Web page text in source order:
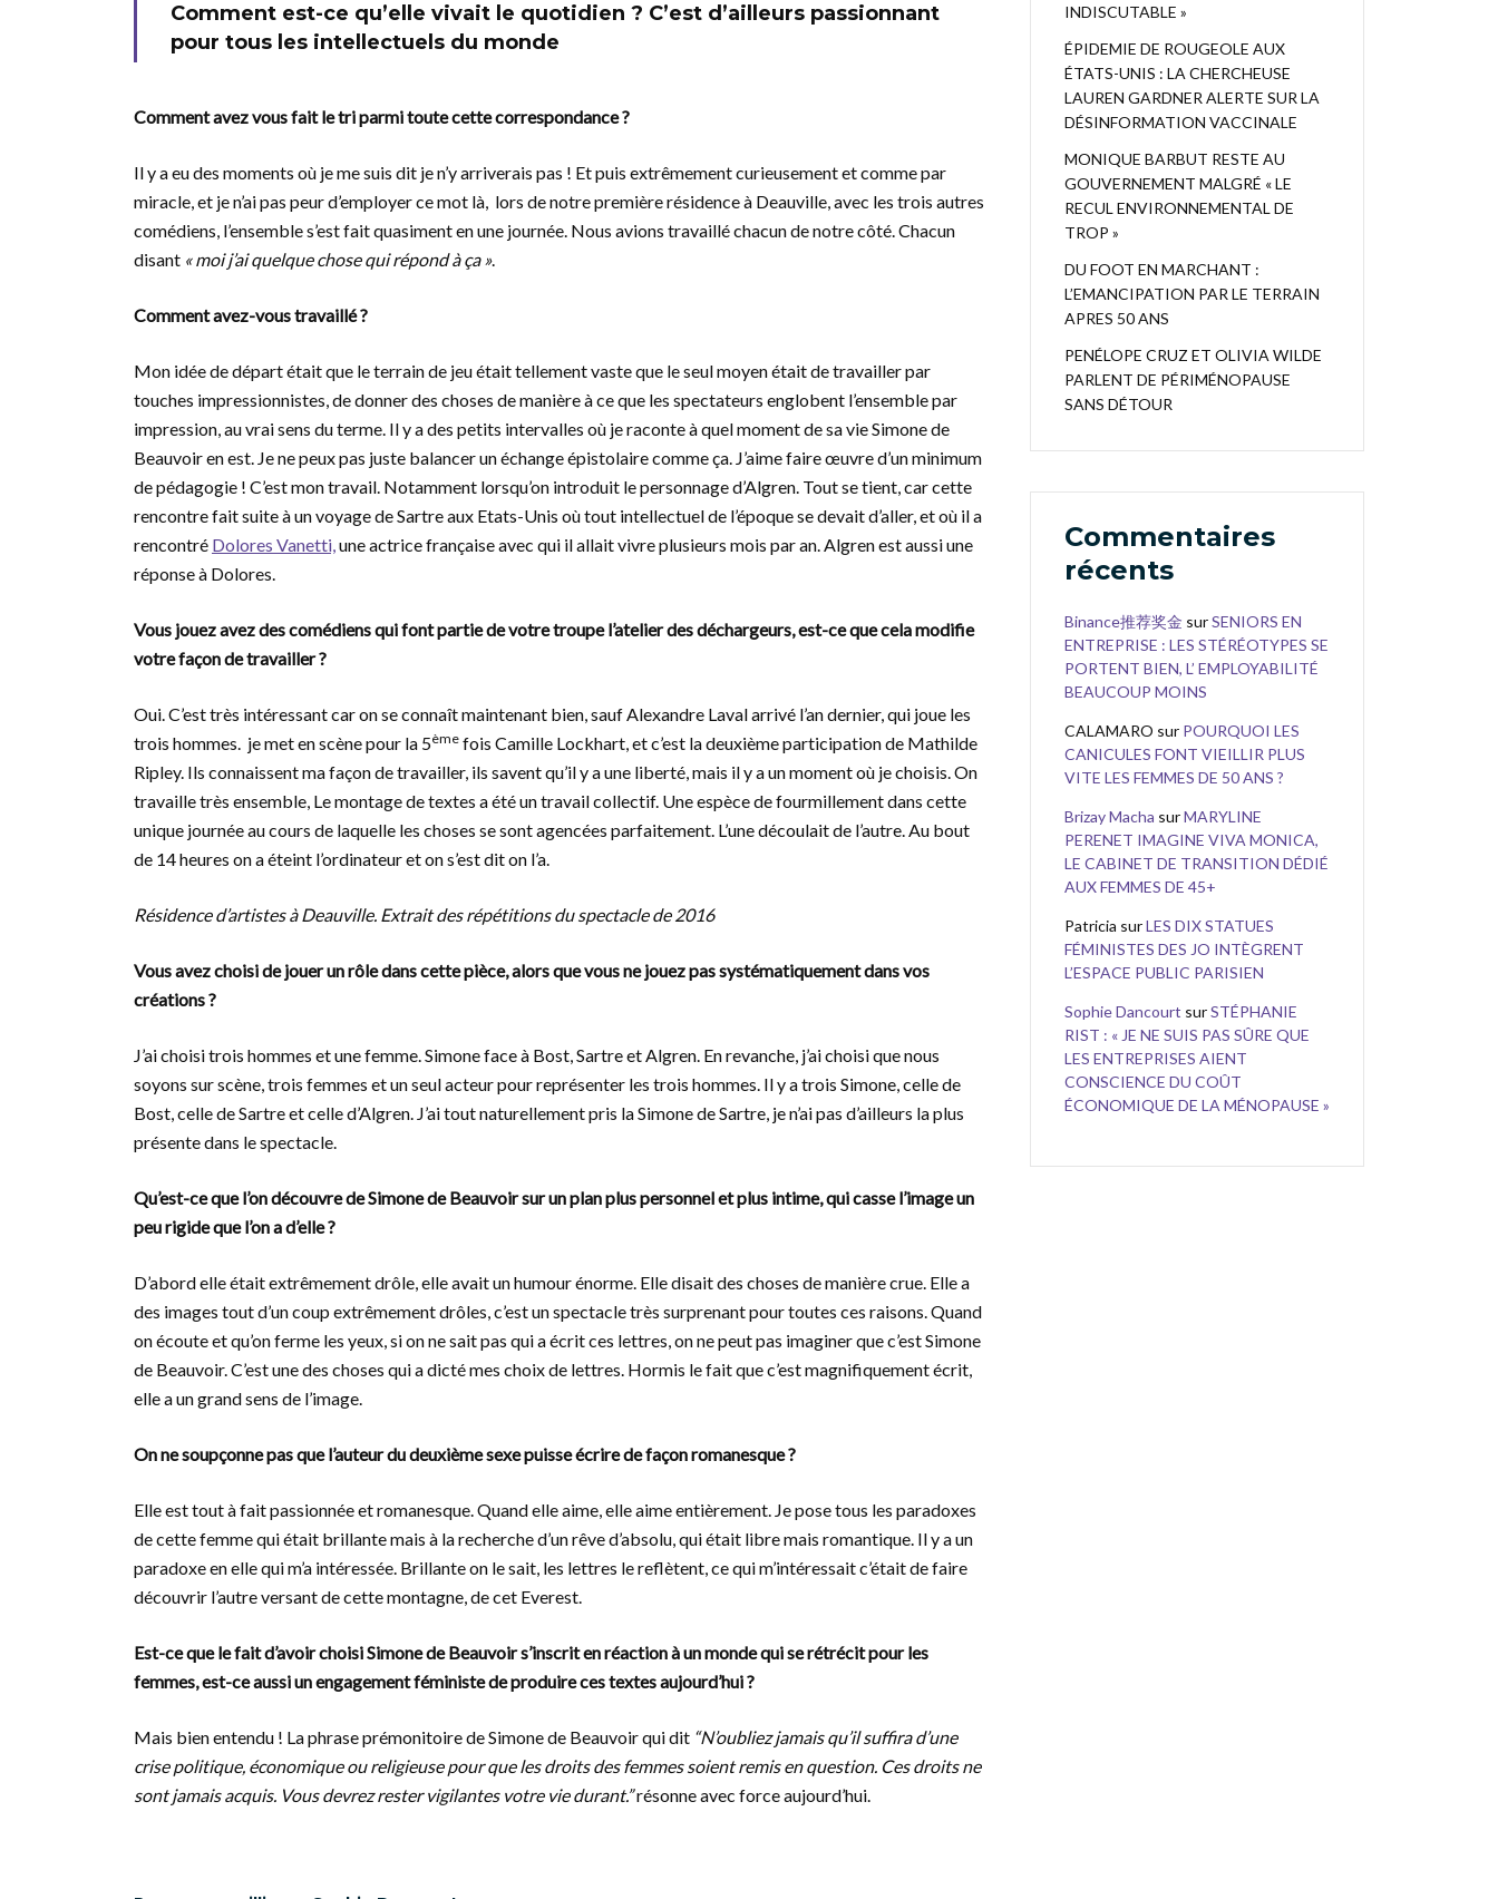
Comment est-ce qu’elle vivait le quotidien ? C’est d’ailleurs passionnant
pour tous les intellectuels du monde
Comment avez vous fait le tri parmi toute cette correspondance ?
Il y a eu des moments où je me suis dit je n’y arriverais pas ! Et puis extrêmement curieusement et comme par
miracle, et je n’ai pas peur d’employer ce mot là, lors de notre première résidence à Deauville, avec les trois autres
comédiens, l’ensemble s’est fait quasiment en une journée. Nous avions travaillé chacun de notre côté. Chacun
disant « moi j’ai quelque chose qui répond à ça ».
Comment avez-vous travaillé ?
Mon idée de départ était que le terrain de jeu était tellement vaste que le seul moyen était de travailler par
touches impressionnistes, de donner des choses de manière à ce que les spectateurs englobent l’ensemble par
impression, au vrai sens du terme. Il y a des petits intervalles où je raconte à quel moment de sa vie Simone de
Beauvoir en est. Je ne peux pas juste balancer un échange épistolaire comme ça. J’aime faire œuvre d’un minimum
de pédagogie ! C’est mon travail. Notamment lorsqu’on introduit le personnage d’Algren. Tout se tient, car cette
rencontre fait suite à un voyage de Sartre aux Etats-Unis où tout intellectuel de l’époque se devait d’aller, et où il a
rencontré Dolores Vanetti,une actrice française avec qui il allait vivre plusieurs mois par an. Algren est aussi une
réponse à Dolores.
Vous jouez avez des comédiens qui font partie de votre troupe l’atelier des déchargeurs, est-ce que cela modifie
votre façon de travailler ?
Oui. C’est très intéressant car on se connaît maintenant bien, sauf Alexandre Laval arrivé l’an dernier, qui joue les
trois hommes. je met en scène pour la 5ème fois Camille Lockhart, et c’est la deuxième participation de Mathilde
Ripley. Ils connaissent ma façon de travailler, ils savent qu’il y a une liberté, mais il y a un moment où je choisis. On
travaille très ensemble, Le montage de textes a été un travail collectif. Une espèce de fourmillement dans cette
unique journée au cours de laquelle les choses se sont agencées parfaitement. L’une découlait de l’autre. Au bout
de 14 heures on a éteint l’ordinateur et on s’est dit on l’a.
Résidence d’artistes à Deauville. Extrait des répétitions du spectacle de 2016
Vous avez choisi de jouer un rôle dans cette pièce, alors que vous ne jouez pas systématiquement dans vos
créations ?
J’ai choisi trois hommes et une femme. Simone face à Bost, Sartre et Algren. En revanche, j’ai choisi que nous
soyons sur scène, trois femmes et un seul acteur pour représenter les trois hommes. Il y a trois Simone, celle de
Bost, celle de Sartre et celle d’Algren. J’ai tout naturellement pris la Simone de Sartre, je n’ai pas d’ailleurs la plus
présente dans le spectacle.
Qu’est-ce que l’on découvre de Simone de Beauvoir sur un plan plus personnel et plus intime, qui casse l’image un
peu rigide que l’on a d’elle ?
D’abord elle était extrêmement drôle, elle avait un humour énorme. Elle disait des choses de manière crue. Elle a
des images tout d’un coup extrêmement drôles, c’est un spectacle très surprenant pour toutes ces raisons. Quand
on écoute et qu’on ferme les yeux, si on ne sait pas qui a écrit ces lettres, on ne peut pas imaginer que c’est Simone
de Beauvoir. C’est une des choses qui a dicté mes choix de lettres. Hormis le fait que c’est magnifiquement écrit,
elle a un grand sens de l’image.
On ne soupçonne pas que l’auteur du deuxième sexe puisse écrire de façon romanesque ?
Elle est tout à fait passionnée et romanesque. Quand elle aime, elle aime entièrement. Je pose tous les paradoxes
de cette femme qui était brillante mais à la recherche d’un rêve d’absolu, qui était libre mais romantique. Il y a un
paradoxe en elle qui m’a intéressée. Brillante on le sait, les lettres le reflètent, ce qui m’intéressait c’était de faire
découvrir l’autre versant de cette montagne, de cet Everest.
Est-ce que le fait d’avoir choisi Simone de Beauvoir s’inscrit en réaction à un monde qui se rétrécit pour les
femmes, est-ce aussi un engagement féministe de produire ces textes aujourd’hui ?
Mais bien entendu ! La phrase prémonitoire de Simone de Beauvoir qui dit “N’oubliez jamais qu’il suffira d’une
crise politique, économique ou religieuse pour que les droits des femmes soient remis en question. Ces droits ne
sont jamais acquis. Vous devrez rester vigilantes votre vie durant.”résonne avec force aujourd’hui.
INDISCUTABLE »
ÉPIDEMIE DE ROUGEOLE AUX
ÉTATS-UNIS : LA CHERCHEUSE
LAUREN GARDNER ALERTE SUR LA
DÉSINFORMATION VACCINALE
MONIQUE BARBUT RESTE AU
GOUVERNEMENT MALGRÉ « LE
RECUL ENVIRONNEMENTAL DE
TROP »
DU FOOT EN MARCHANT :
L’EMANCIPATION PAR LE TERRAIN
APRES 50 ANS
PENÉLOPE CRUZ ET OLIVIA WILDE
PARLENT DE PÉRIMÉNOPAUSE
SANS DÉTOUR
Commentaires
récents
Binance推荐奖金 surSENIORS EN
ENTREPRISE : LES STÉRÉOTYPES SE
PORTENT BIEN, L’ EMPLOYABILITÉ
BEAUCOUP MOINS
CALAMARO sur POURQUOI LES
CANICULES FONT VIEILLIR PLUS
VITE LES FEMMES DE 50 ANS ?
Brizay Macha surMARYLINE
PERENET IMAGINE VIVA MONICA,
LE CABINET DE TRANSITION DÉDIÉ
AUX FEMMES DE 45+
Patricia surLES DIX STATUES
FÉMINISTES DES JO INTÈGRENT
L’ESPACE PUBLIC PARISIEN
Sophie Dancourt surSTÉPHANIE
RIST : « JE NE SUIS PAS SÛRE QUE
LES ENTREPRISES AIENT
CONSCIENCE DU COÛT
ÉCONOMIQUE DE LA MÉNOPAUSE »